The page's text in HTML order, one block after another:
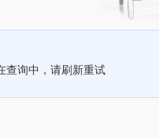
查询中，请刷新重试